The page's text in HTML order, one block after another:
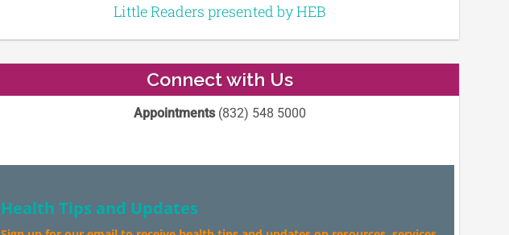
Little Readers presented by HEB
Connect with Us
Appointments(832) 548 5000
Health Tips and Updates